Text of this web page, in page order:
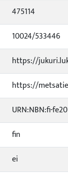
475114
10024/533446
https://
https://
URN:NBN:fi-
fin
ei